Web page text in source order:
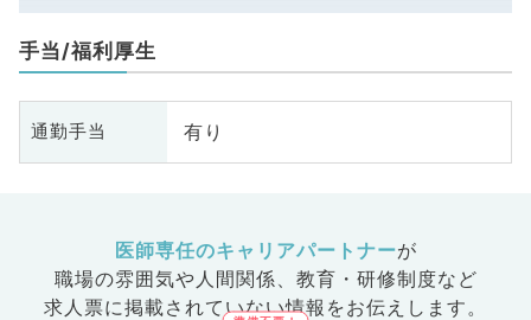
手当/福利厚生
通勤手当 有り
医師専任のキャリアパートナーが
職場の雰囲気や人間関係、 教育・研修制度など
求人票に掲載されていない情報をお伝えします。